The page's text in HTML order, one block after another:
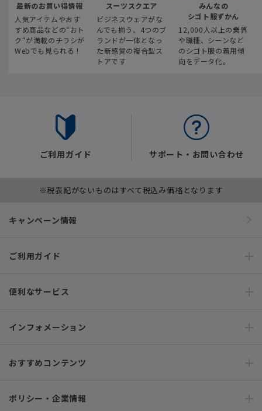
最新のお買い得情報
人気アイテムやおす
すめ商品などの“おト
ク“が満載のチラシが
Webでも見られる！
スーツスクエア
ビジネスウェアがな
んでも揃う、4つのブ
ランドが一体となっ
た新感覚の複合型ス
トアです
みんなの
シゴト服ずかん
12,000人以上の業界
や職種、シーンなど
のシゴト服の着用傾
向をデータ化。
ご利用ガイド サポート・お問い合わせ
※税表記がないものはすべて税込み価格となります
キャンペーン情報
ご利用ガイド
便利なサービス
インフォメーション
おすすめコンテンツ
ポリシー・企業情報